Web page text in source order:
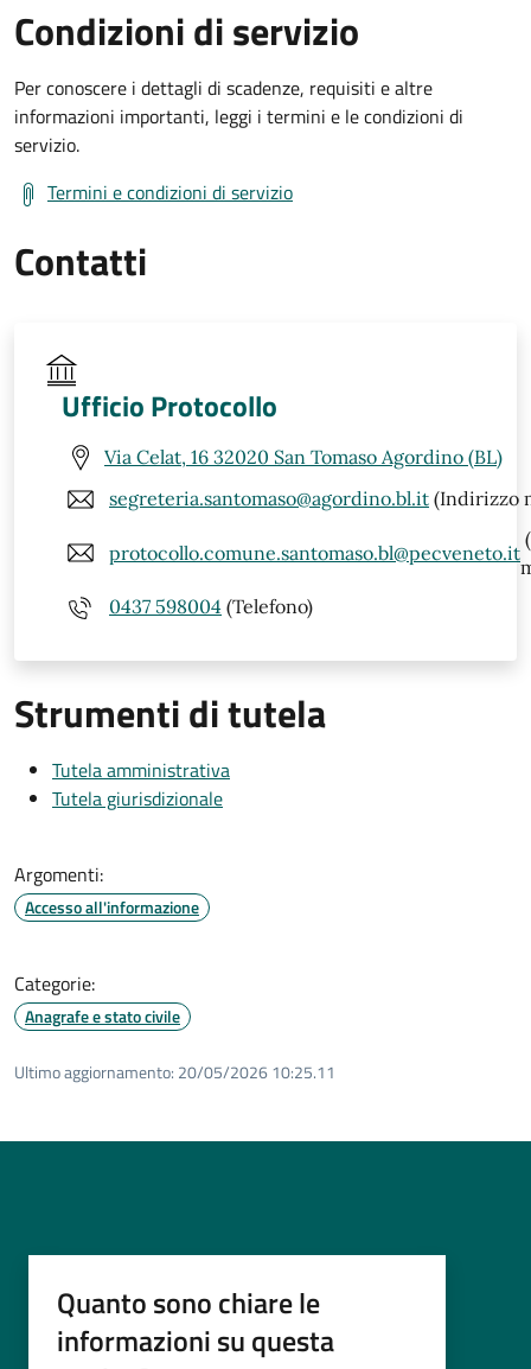
Condizioni di servizio
Per conoscere i dettagli di scadenze, requisiti e altre
informazioni importanti, leggi i termini e le condizioni di
servizio.
Termini e condizioni di servizio
Contatti
Ufficio Protocollo
Via Celat, 16 32020 San Tomaso Agordino (BL)
segreteria.santomaso@agordino.bl.it (Indirizzo
protocollo.comune.santomaso.bl@pecveneto.it
0437 598004 (Telefono)
Strumenti di tutela
Tutela amministrativa
Tutela giurisdizionale
Argomenti:
Accesso all'informazione
Categorie:
Anagrafe e stato civile
Ultimo aggiornamento: 20/05/2026 10:25.11
Quanto sono chiare le
informazioni su questa